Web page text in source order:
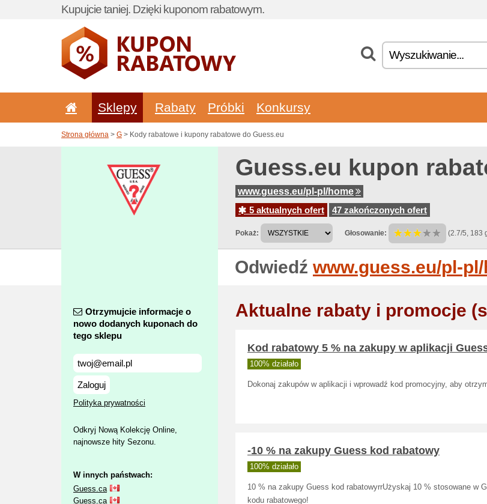
Kupujcie taniej. Dzięki kuponom rabatowym.
Sklepy Rabaty Próbki Konkursy
Strona główna > G > Kody rabatowe i kupony rabatowe do Guess.eu
Guess.eu kupon
www.guess.eu/pl-pl/home
5 aktualnych ofert
47 zakończonych ofert
Pokaż: Głosowanie: (2.7/5, 183
Odwiedź www.guess.eu/pl-
Otrzymujcie informacje o
nowo dodanych kuponach do
tego sklepu
Zaloguj
Polityka prywatności
Odkryj Nową Kolekcję Online,
najnowsze hity Sezonu.
W innych państwach:
Guess.ca
Guess.ca
Aktualne rabaty i promocje
Kod rabatowy 5 % na zakupy w aplikacji
100% działało
Dokonaj zakupów w aplikacji i wprowadź kod promocyjny, aby
-10 % na zakupy Guess kod rabatowy
100% działało
10 % na zakupy Guess kod rabatowyrrUżyskaj 10 % stosowane w
kodu rabatowego!